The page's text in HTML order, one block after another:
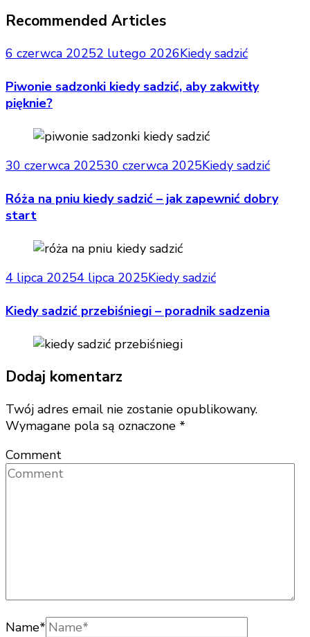
Recommended Articles
6 czerwca 20252 lutego 2026Kiedy sadzić
Piwonie sadzonki kiedy sadzić, aby zakwitły
pięknie?
30 czerwca 202530 czerwca 2025Kiedy sadzić
Róża na pniu kiedy sadzić – jak zapewnić dobry
start
4 lipca 20254 lipca 2025Kiedy sadzić
Kiedy sadzić przebiśniegi – poradnik sadzenia
Dodaj komentarz
Twój adres email nie zostanie opublikowany.
Wymagane pola są oznaczone *
Comment
Name*